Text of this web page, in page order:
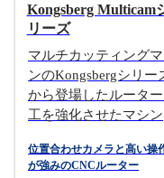
Kongsberg Multicam
リーズ
マルチカッティング
ンのKongsbergシリー
から登場したルータ
工を強化させたマシン
位置合わせカメラと高い操
が強みのCNCルーター